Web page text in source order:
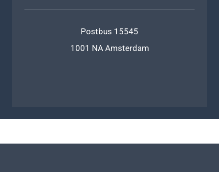
Postbus 15545
1001 NA Amsterdam